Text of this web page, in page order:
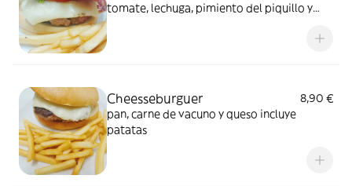
tomate, lechuga, pimiento del piquillo y
Cheesseburguer
8,90 €
pan, carne de vacuno y queso incluye
patatas